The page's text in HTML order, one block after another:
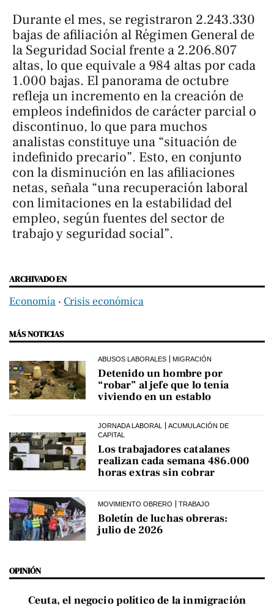
Durante el mes, se registraron 2.243.330
bajas de afiliación al Régimen General de
la Seguridad Social frente a 2.206.807
altas, lo que equivale a 984 altas por cada
1.000 bajas. El panorama de octubre
refleja un incremento en la creación de
empleos indefinidos de carácter parcial o
discontinuo, lo que para muchos
analistas constituye una “situación de
indefinido precario”. Esto, en conjunto
con la disminución en las afiliaciones
netas, señala “una recuperación laboral
con limitaciones en la estabilidad del
empleo, según fuentes del sector de
trabajo y seguridad social”.
ARCHIVADO EN
Economía ‧ Crisis económica
MÁS NOTICIAS
ABUSOS LABORALES MIGRACIÓN
Detenido un hombre por
“robar” al jefe que lo tenía
viviendo en un establo
JORNADA LABORAL
ACUMULACIÓN DE
CAPITAL
Los trabajadores catalanes
realizan cada semana 486.000
horas extras sin cobrar
MOVIMIENTO OBRERO TRABAJO
Boletín de luchas obreras:
julio de 2026
OPINIÓN
Ceuta, el negocio político de la inmigración